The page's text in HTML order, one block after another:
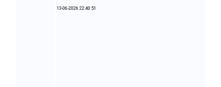
13-06-2026 22:40:51